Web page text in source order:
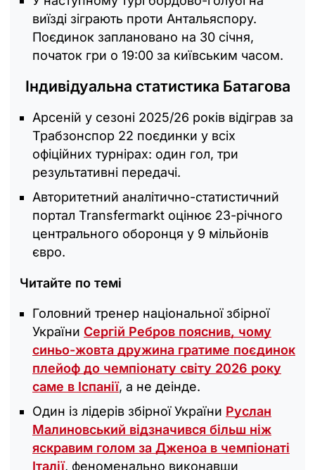
виїзді зіграють проти Антальяспору.
Поєдинок заплановано на 30 січня,
початок гри о 19:00 за київським часом.
Індивідуальна статистика Батагова
Арсеній у сезоні 2025/26 років відіграв за
Трабзонспор 22 поєдинки у всіх
офіційних турнірах: один гол, три
результативні передачі.
Авторитетний аналітично-статистичний
портал Transfermarkt оцінює 23-річного
центрального оборонця у 9 мільйонів
євро.
Читайте по темі
Головний тренер національної збірної
України Сергій Ребров пояснив, чому
синьо-жовта дружина гратиме поєдинок
плейоф до чемпіонату світу 2026 року
саме в Іспанії, а не деінде.
Один із лідерів збірної України Руслан
Малиновський відзначився більш ніж
яскравим голом за Дженоа в чемпіонаті
Італії, феноменально виконавши